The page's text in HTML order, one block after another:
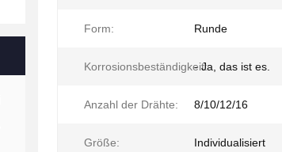
Form: Runde
Korrosionsbeständigkeit:- Ja, das ist es.
Anzahl der Drähte: 8/10/12/16
Größe: Individualisiert